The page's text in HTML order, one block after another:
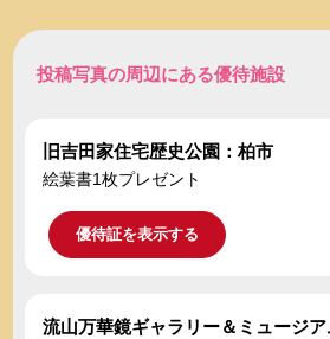
投稿写真の周辺にある優待施設
旧吉田家住宅歴史公園：柏市
絵葉書1枚プレゼント
優待証を表示する
流山万華鏡ギャラリー＆ミュージ